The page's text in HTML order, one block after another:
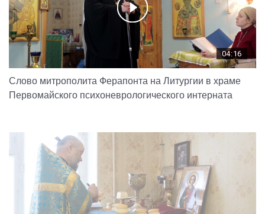
04:16
Слово митрополита Ферапонта на Литургии в храме
Первомайского психоневрологического интерната